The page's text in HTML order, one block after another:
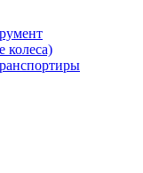
колеса)